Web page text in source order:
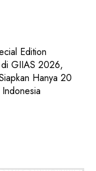
Edition
GIIAS 2026,
Hanya 20